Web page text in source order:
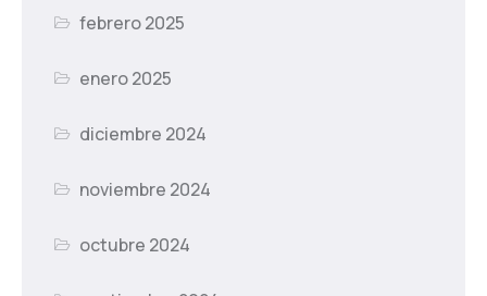
febrero 2025
enero 2025
diciembre 2024
noviembre 2024
octubre 2024